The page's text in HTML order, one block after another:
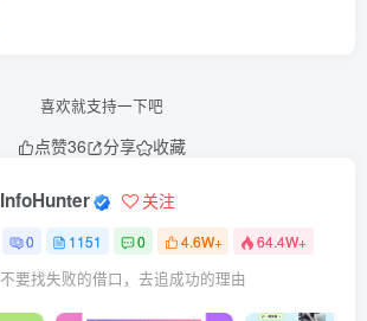
喜欢就支持一下吧
点赞36 分享 收藏
InfoHunter 关注
0 1151 0 4.6W+ 64.4W+
不要找失败的借口，去追成功的理由